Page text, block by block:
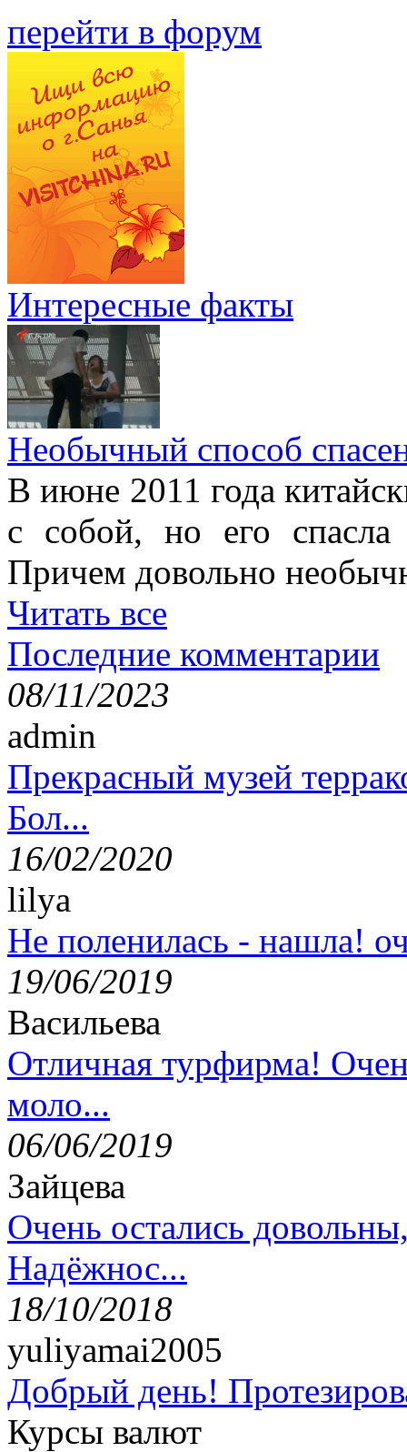
перейти в форум
Интересные факты
Необычный способ
В июне 2011 года
с собой, но его
Причем довольно
Читать все
Последние комментарии
08/11/2023
admin
Прекрасный музей
Бол...
16/02/2020
lilya
Не поленилась - нашла!
19/06/2019
Васильева
Отличная турфирма!
моло...
06/06/2019
Зайцева
Очень остались
Надёжнос...
18/10/2018
yuliyamai2005
Добрый день!
Курсы валют